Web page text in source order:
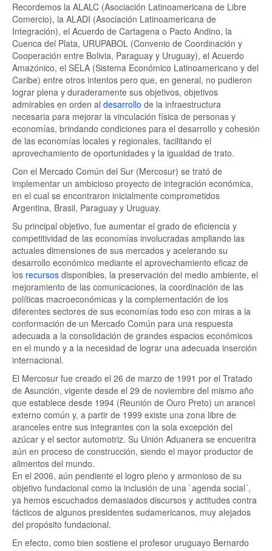
Recordemos la ALALC (Asociación Latinoamericana de Libre
Comercio), la ALADI (Asociación Latinoamericana de
Integración), el Acuerdo de Cartagena o Pacto Andino, la
Cuenca del Plata, URUPABOL (Convenio de Coordinación y
Cooperación entre Bolivia, Paraguay y Uruguay), el Acuerdo
Amazónico, el SELA (Sistema Económico Latinoamericano y del
Caribe) entre otros intentos pero que, en general, no pudieron
lograr plena y duraderamente sus objetivos, objetivos
admirables en orden al desarrollo de la infraestructura
necesaria para mejorar la vinculación física de personas y
economías, brindando condiciones para el desarrollo y cohesión
de las economías locales y regionales, facilitando el
aprovechamiento de oportunidades y la igualdad de trato.
Con el Mercado Común del Sur (Mercosur) se trató de
implementar un ambicioso proyecto de integración económica,
en el cual se encontraron inicialmente comprometidos
Argentina, Brasil, Paraguay y Uruguay.
Su principal objetivo, fue aumentar el grado de eficiencia y
competitividad de las economías involucradas ampliando las
actuales dimensiones de sus mercados y acelerando su
desarrollo económico mediante el aprovechamiento eficaz de
los recursos disponibles, la preservación del medio ambiente, el
mejoramiento de las comunicaciones, la coordinación de las
políticas macroeconómicas y la complementación de los
diferentes sectores de sus economías todo eso con miras a la
conformación de un Mercado Común para una respuesta
adecuada a la consolidación de grandes espacios económicos
en el mundo y a la necesidad de lograr una adecuada inserción
internacional.
El Mercosur fue creado el 26 de marzo de 1991 por el Tratado
de Asunción, vigente desde el 29 de noviembre del mismo año
que establece desde 1994 (Reunión de Ouro Preto) un arancel
externo común y, a partir de 1999 existe una zona libre de
aranceles entre sus integrantes con la sola excepción del
azúcar y el sector automotriz. Su Unión Aduanera se encuentra
aún en proceso de construcción, siendo el mayor productor de
alimentos del mundo.
En el 2006, aún pendiente el logro pleno y armonioso de su
objetivo fundacional como la inclusión de una `agenda social´,
ya hemos escuchados demasiados discursos y actitudes contra
fácticos de algunos presidentes sudamericanos, muy alejados
del propósito fundacional.
En efecto, como bien sostiene el profesor uruguayo Bernardo